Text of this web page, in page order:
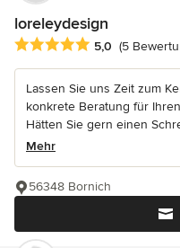
loreleydesign
Durchschnittliche
5,0 (5
Lassen Sie uns Zeit zum
konkrete Beratung für
Hätten Sie gern einen
Mehr
56348 Bornich